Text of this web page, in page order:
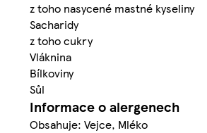
z toho nasycené mastné kyseliny
Sacharidy
z toho cukry
Vláknina
Bílkoviny
Sůl
Informace o alergenech
Obsahuje: Vejce, Mléko